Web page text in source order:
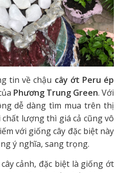
tin về chậu cây ớt Peru ép
Phương Trung Green. Với
dễ dàng tìm mua trên thị
lượng thì giá cả cũng vô
với giống cây đặc biệt này
ý nghĩa, sang trọng.
cảnh, đặc biệt là giống ớt